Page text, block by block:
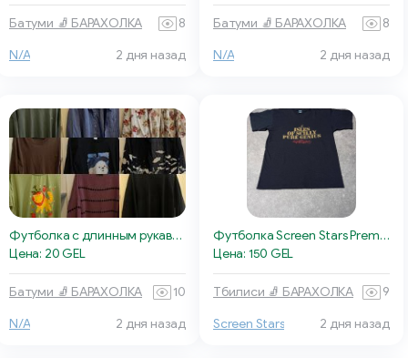
Батуми 🧦 БАРАХОЛКА 8
N/A 2 дня назад
Батуми 🧦 БАРАХОЛКА 8
N/A 2 дня назад
Футболка с длинным рукавом
Цена: 20 GEL
Батуми 🧦 БАРАХОЛКА 10
N/A 2 дня назад
Футболка Screen Stars Premium
Цена: 150 GEL
Тбилиси 🧦 БАРАХОЛКА 9
Screen Stars 2 дня назад